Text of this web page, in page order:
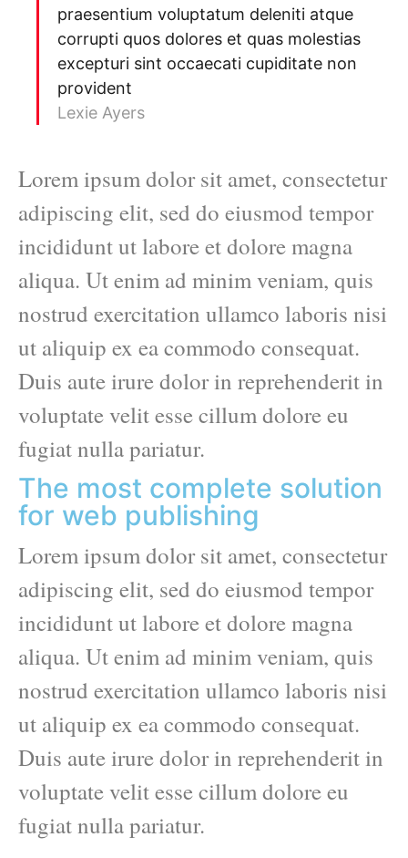
praesentium voluptatum deleniti atque
corrupti quos dolores et quas molestias
excepturi sint occaecati cupiditate non
provident
Lexie Ayers
Lorem ipsum dolor sit amet, consectetur
adipiscing elit, sed do eiusmod tempor
incididunt ut labore et dolore magna
aliqua. Ut enim ad minim veniam, quis
nostrud exercitation ullamco laboris nisi
ut aliquip ex ea commodo consequat.
Duis aute irure dolor in reprehenderit in
voluptate velit esse cillum dolore eu
fugiat nulla pariatur.
The most complete solution
for web publishing
Lorem ipsum dolor sit amet, consectetur
adipiscing elit, sed do eiusmod tempor
incididunt ut labore et dolore magna
aliqua. Ut enim ad minim veniam, quis
nostrud exercitation ullamco laboris nisi
ut aliquip ex ea commodo consequat.
Duis aute irure dolor in reprehenderit in
voluptate velit esse cillum dolore eu
fugiat nulla pariatur.